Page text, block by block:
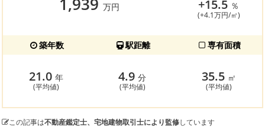
万円 +15.5 ％
(+4.1万円/㎡)
築年数 駅距離 専有面積
21.0 年
(平均値)
4.9分
(平均値)
35.5 ㎡
(平均値)
この記事は不動産鑑定士、宅地建物取引士により監修しています